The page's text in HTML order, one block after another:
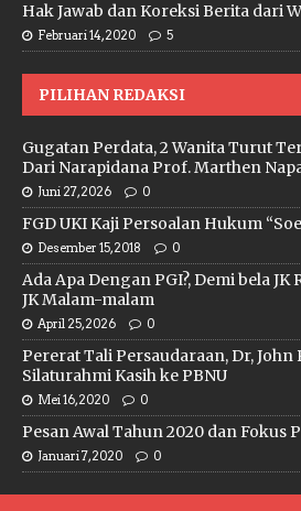
Hak Jawab dan Koreksi Berita dari
Februari 14, 2020 5
PILIHAN REDAKSI
Gugatan Perdata, 2 Wanita Turut
Dari Narapidana Prof. Marthen
Juni 27, 2026 0
FGD UKI Kaji Persoalan Hukum
Desember 15, 2018 0
Ada Apa Dengan PGI?, Demi bela
JK Malam-malam
April 25, 2026 0
Pererat Tali Persaudaraan, Dr,
Silaturahmi Kasih ke PBNU
Mei 16, 2020 0
Pesan Awal Tahun 2020 dan Fokus
Januari 7, 2020 0